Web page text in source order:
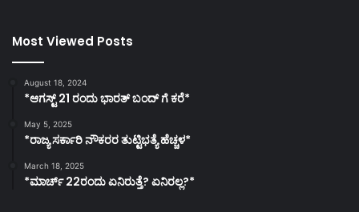
Most Viewed Posts
August 18, 2024
*ಆಗಸ್ಟ್ 21 ರಂದು ಭಾರತ್‌ ಬಂದ್‌ ಗೆ ಕರೆ*
May 5, 2025
*ರಾಜ್ಯ ಸರ್ಕಾರಿ ನೌಕರರ ತುಟ್ಟಿಭತ್ಯೆ ಹೆಚ್ಚಳ*
March 18, 2025
*ಮಾರ್ಚ್ 22ರಂದು ಏನಿರುತ್ತೆ? ಏನಿರಲ್ಲ?*